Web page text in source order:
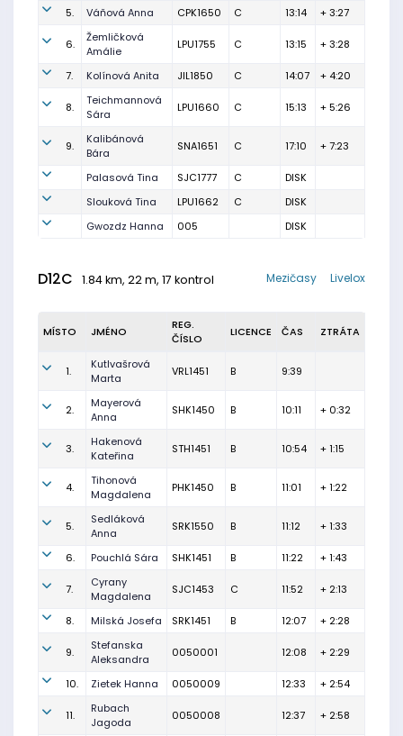
5. Váňová Anna CPK1650 C 13:14 + 3:27
6.
Žemličková
Amálie
LPU1755 C 13:15 + 3:28
7. Kolínová Anita JIL1850 C 14:07 + 4:20
8.
Teichmannová
Sára
LPU1660 C 15:13 + 5:26
9.
Kalibánová
Bára
SNA1651 C 17:10 + 7:23
Palasová Tina SJC1777 C
DISK
Slouková Tina
LPU1662 C
DISK
Gwozdz Hanna
005 DISK
D12C 1.84 km, 22 m, 17 kontrol Livelox
Mezičasy
MÍSTO JMÉNO
REG.
ČÍSLO
LICENCE ČAS ZTRÁTA
1.
Kutlvašrová
Marta
VRL1451 B 9:39
2.
Mayerová
Anna
SHK1450 B 10:11 + 0:32
3.
Hakenová
Kateřina
STH1451 B 10:54 + 1:15
4.
Tihonová
Magdalena
PHK1450 B 11:01 + 1:22
5.
Sedláková
Anna
SRK1550 B 11:12 + 1:33
6. Pouchlá Sára SHK1451 B 11:22 + 1:43
7.
Cyrany
Magdalena
SJC1453 C 11:52 + 2:13
8. Milská Josefa SRK1451 B 12:07 + 2:28
9.
Stefanska
Aleksandra
0050001 12:08 + 2:29
10. Zietek Hanna 0050009 12:33 + 2:54
11.
Rubach
Jagoda
0050008 12:37 + 2:58